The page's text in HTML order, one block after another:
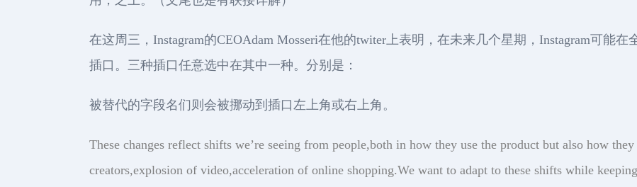
在这周三，Instagram的CEOAdam Mosseri在他的twiter上表明，在未来几个星期，Instagram可能
插口。三种插口任意选中在其中一种。分别是：
被替代的字段名们则会被挪动到插口左上角或右上角。
These changes reflect shifts we’re seeing from people,both in how they use the product but also how
creators,explosion of video,acceleration of online shopping.We want to adapt to these shifts while